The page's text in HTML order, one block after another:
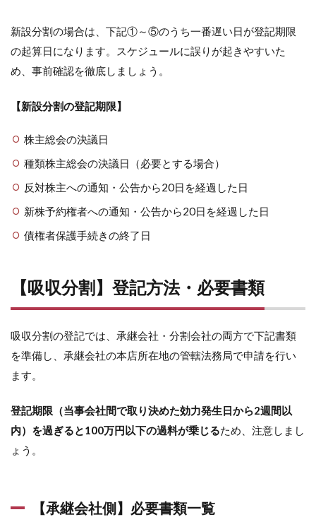
新設分割の場合は、下記①～⑤のうち一番遅い日が登記期限
の起算日になります。スケジュールに誤りが起きやすいた
め、事前確認を徹底しましょう。
【新設分割の登記期限】
株主総会の決議日
種類株主総会の決議日（必要とする場合）
反対株主への通知・公告から20日を経過した日
新株予約権者への通知・公告から20日を経過した日
債権者保護手続きの終了日
【吸収分割】登記方法・必要書類
吸収分割の登記では、承継会社・分割会社の両方で下記書類
を準備し、承継会社の本店所在地の管轄法務局で申請を行い
ます。
登記期限（当事会社間で取り決めた効力発生日から2週間以
内）を過ぎると100万円以下の過料が乗じるため、注意しまし
ょう。
【承継会社側】必要書類一覧